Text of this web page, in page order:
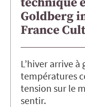
Goldberg
France
L’hiver arrive à
températures
tension sur le
sentir.